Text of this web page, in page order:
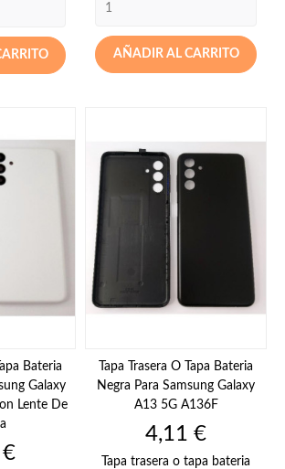
AÑADIR AL CARRITO
Bateria
Galaxy
Lente De
Tapa Trasera O Tapa Bateria
Negra Para Samsung Galaxy
A13 5G A136F
Precio
4,11 €
Tapa trasera o tapa bateria